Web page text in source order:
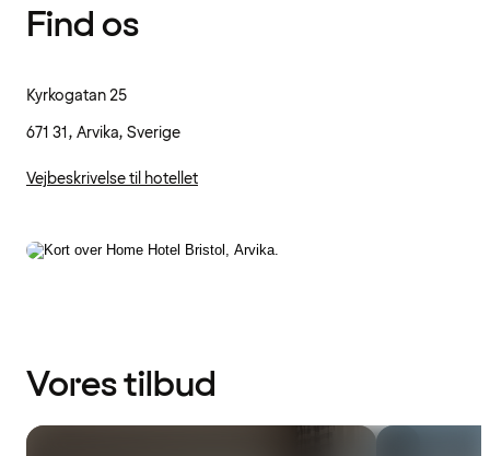
Find os
Kyrkogatan 25
671 31, Arvika, Sverige
Vejbeskrivelse til hotellet
Vores tilbud